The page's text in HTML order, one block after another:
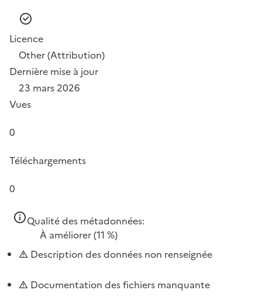
Licence
Other (Attribution)
Dernière mise à jour
23 mars 2026
Vues
0
Téléchargements
0
Qualité des métadonnées:
À améliorer(11 %)
Description des données non renseignée
Documentation des fichiers manquante